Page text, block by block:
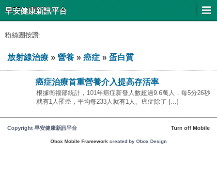
早安健康新訊平台
粉絲團按讚:
放射線治療 » 營養 » 癌症 » 蛋白質
癌症治療首重營養介入提高存活率
根據衛福部統計，101年癌症新發人數超過9.6萬人，每5分26秒
就有1人罹癌，平均每233人就有1人。癌症除了 […]
Copyright 早安健康新訊平台 Turn off Mobile
Obox Mobile Framework created by Obox Design